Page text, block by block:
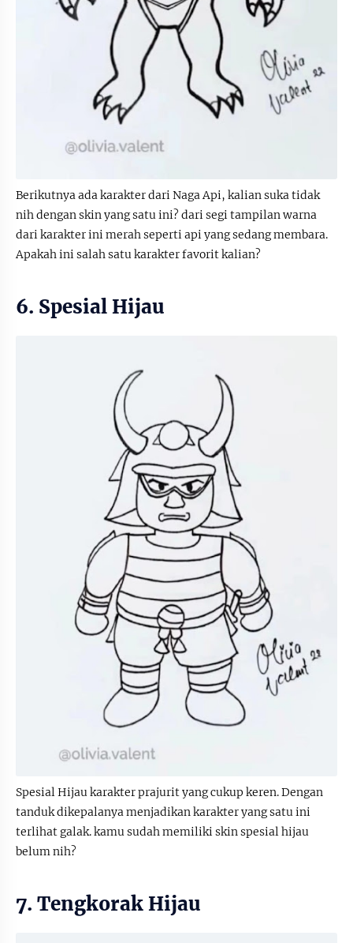
Berikutnya ada karakter dari Naga Api, kalian suka tidak
nih dengan skin yang satu ini? dari segi tampilan warna
dari karakter ini merah seperti api yang sedang membara.
Apakah ini salah satu karakter favorit kalian?
6. Spesial Hijau
Spesial Hijau karakter prajurit yang cukup keren. Dengan
tanduk dikepalanya menjadikan karakter yang satu ini
terlihat galak. kamu sudah memiliki skin spesial hijau
belum nih?
7. Tengkorak Hijau